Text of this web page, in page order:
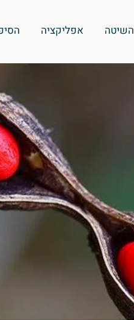
השיטה אפליקציה